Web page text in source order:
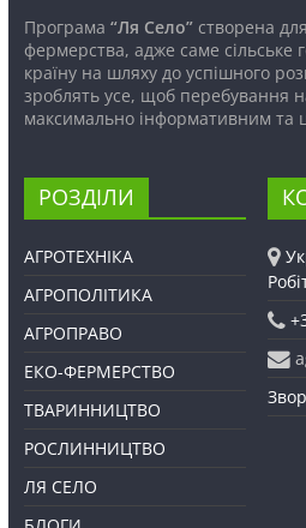
Програма “Ля Село”створена
фермерства, адже саме сільське
країну на шляху до успішного
зроблять усе, щоб перебування
максимально інформативним та
РОЗДІЛИ
АГРОТЕХНІКА
АГРОПОЛІТИКА
АГРОПРАВО
ЕКО-ФЕРМЕРСТВО
ТВАРИННИЦТВО
РОСЛИННИЦТВО
ЛЯ СЕЛО